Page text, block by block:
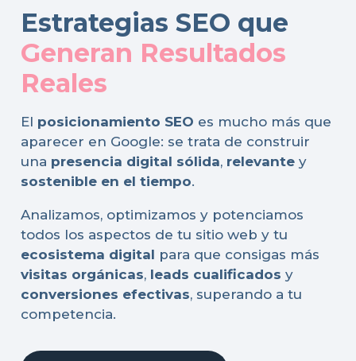
Estrategias SEO que
Generan Resultados
Reales
El posicionamiento SEO es mucho más que
aparecer en Google: se trata de construir
una presencia digital sólida, relevantey
sostenible en el tiempo.
Analizamos, optimizamos y potenciamos
todos los aspectos de tu sitio web y tu
ecosistema digital para que consigas más
visitas orgánicas, leads cualificados y
conversiones efectivas, superando a tu
competencia.